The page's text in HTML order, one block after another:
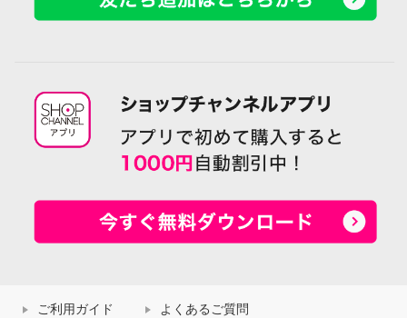
ご利用ガイド よくあるご質問